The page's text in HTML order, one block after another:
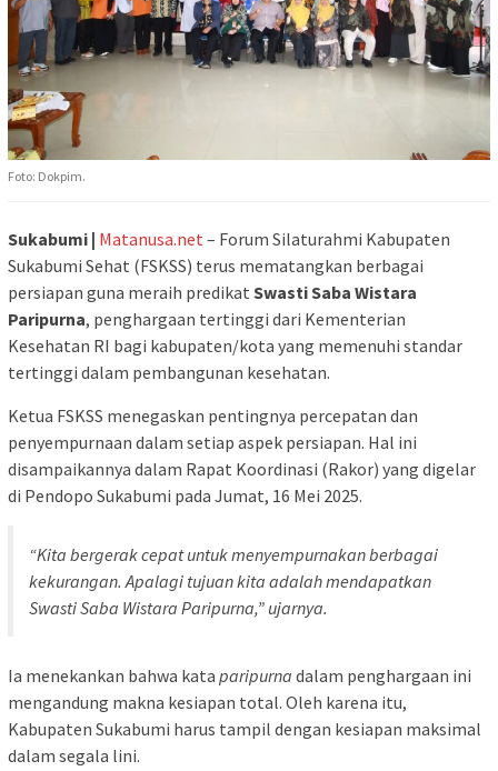
Foto: Dokpim.
Sukabumi | Matanusa.net – Forum Silaturahmi Kabupaten
Sukabumi Sehat (FSKSS) terus mematangkan berbagai
persiapan guna meraih predikat Swasti Saba Wistara
Paripurna, penghargaan tertinggi dari Kementerian
Kesehatan RI bagi kabupaten/kota yang memenuhi standar
tertinggi dalam pembangunan kesehatan.
Ketua FSKSS menegaskan pentingnya percepatan dan
penyempurnaan dalam setiap aspek persiapan. Hal ini
disampaikannya dalam Rapat Koordinasi (Rakor) yang digelar
di Pendopo Sukabumi pada Jumat, 16 Mei 2025.
“Kita bergerak cepat untuk menyempurnakan berbagai
kekurangan. Apalagi tujuan kita adalah mendapatkan
Swasti Saba Wistara Paripurna,” ujarnya.
Ia menekankan bahwa kata paripurna dalam penghargaan ini
mengandung makna kesiapan total. Oleh karena itu,
Kabupaten Sukabumi harus tampil dengan kesiapan maksimal
dalam segala lini.